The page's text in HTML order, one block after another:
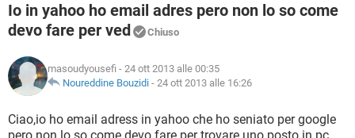
INSTAGRAM WHATSAPP
TIKTOK
HARDWARE
iOS
TIKTOK FACEBOOK
COVID-19 GAMING
INTRATTENIMENTO
iOS WINDOWS 10
INSTAGRAM
TIKTOK FACEBOOK
FORUM
INTRATTENIMENTO ANDROID
INSTAGRAM WHATSAPP
GLOSSARIO
COVID-19
INTRATTENIMENTO ANDROID
Io in yahoo ho email adres pero non lo so come
devo fare per ved
Chiuso
masoudyousefi - 24 ott 2013 alle 00:35
Noureddine Bouzidi - 24 ott 2013 alle 16:26
Ciao,io ho email adress in yahoo che ho seniato per google